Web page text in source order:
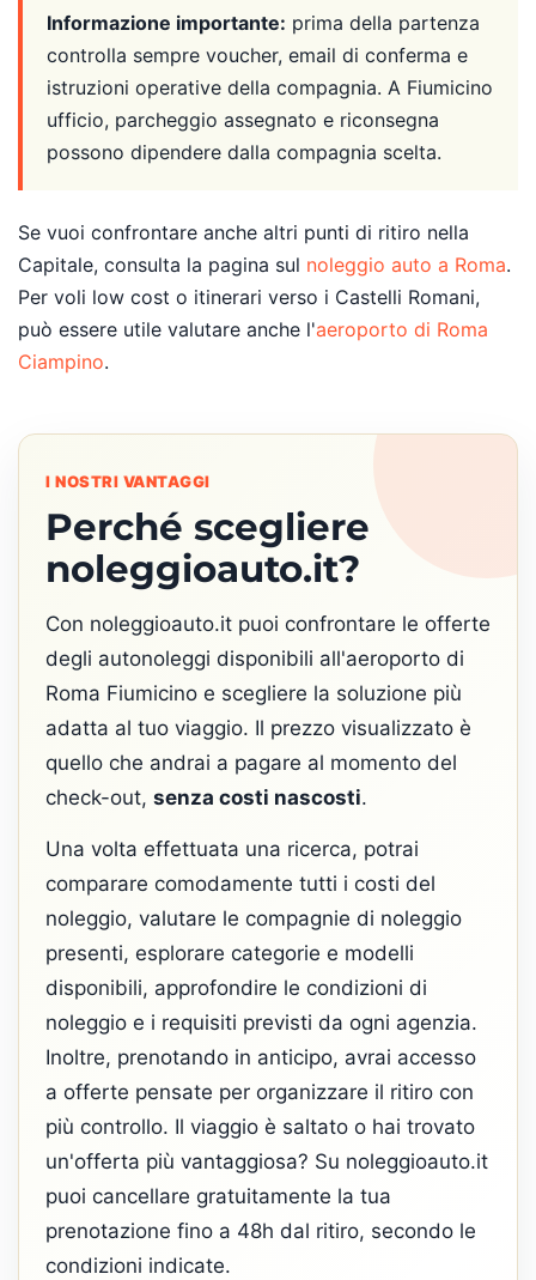
Informazione importante: prima della partenza
controlla sempre voucher, email di conferma e
istruzioni operative della compagnia. A Fiumicino
ufficio, parcheggio assegnato e riconsegna
possono dipendere dalla compagnia scelta.
Se vuoi confrontare anche altri punti di ritiro nella
Capitale, consulta la pagina sul noleggio auto a Roma.
Per voli low cost o itinerari verso i Castelli Romani,
può essere utile valutare anche l'aeroporto di Roma
Ciampino.
I NOSTRI VANTAGGI
Perché scegliere
noleggioauto.it?
Con noleggioauto.it puoi confrontare le offerte
degli autonoleggi disponibili all'aeroporto di
Roma Fiumicino e scegliere la soluzione più
adatta al tuo viaggio. Il prezzo visualizzato è
quello che andrai a pagare al momento del
check-out, senza costi nascosti.
Una volta effettuata una ricerca, potrai
comparare comodamente tutti i costi del
noleggio, valutare le compagnie di noleggio
presenti, esplorare categorie e modelli
disponibili, approfondire le condizioni di
noleggio e i requisiti previsti da ogni agenzia.
Inoltre, prenotando in anticipo, avrai accesso
a offerte pensate per organizzare il ritiro con
più controllo. Il viaggio è saltato o hai trovato
un'offerta più vantaggiosa? Su noleggioauto.it
puoi cancellare gratuitamente la tua
prenotazione fino a 48h dal ritiro, secondo le
condizioni indicate.